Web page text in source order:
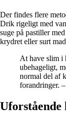
Der findes flere
Drik rigeligt med
suge på pastiller
krydret eller surt
At have slim i
ubehageligt,
normal del af
forandringer.
Uforstående